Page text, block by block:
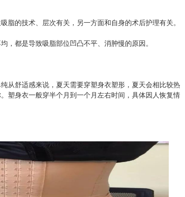
脂的技术、层次有关，另一方面和自身的术后护理有关。
，都是导致吸脂部位凹凸不平、消肿慢的原因。
从舒适感来说，夏天需要穿塑身衣塑形，夏天会相比较热
塑身衣一般穿半个月到一个月左右时间，具体因人恢复情